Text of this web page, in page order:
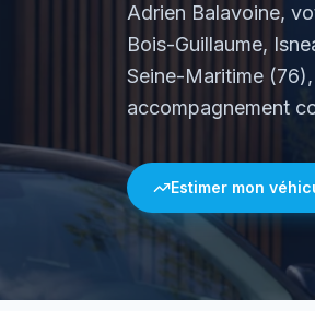
Adrien Balavoine,
Bois-Guillaume,
Seine-Maritime
accompagnement
Estimer mon